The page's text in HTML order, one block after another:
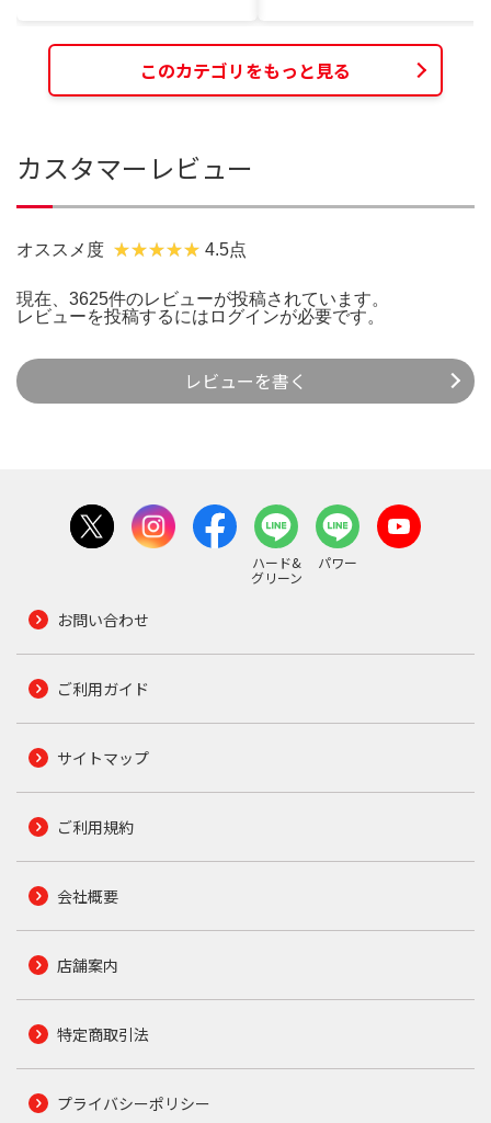
このカテゴリをもっと見る
カスタマーレビュー
オススメ度 4.5点
現在、3625件のレビューが投稿されています。
レビューを投稿するには ログインが必要です。
レビューを書く
ハード&
グリーン
パワー
お問い合わせ
ご利用ガイド
サイトマップ
ご利用規約
会社概要
店舗案内
特定商取引法
プライバシーポリシー